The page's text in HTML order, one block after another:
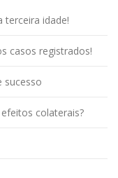
terceira idade!
casos registrados!
sucesso
colaterais?